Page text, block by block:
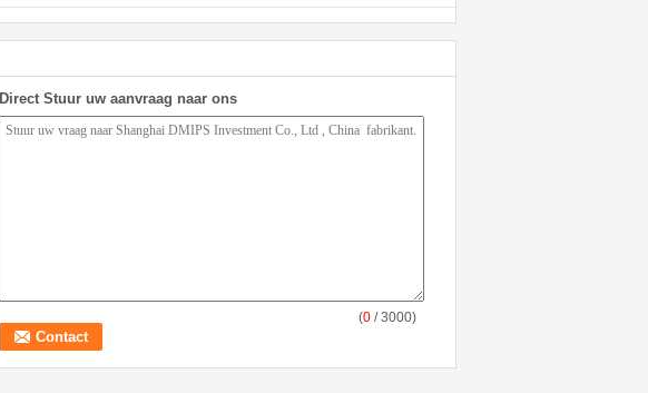
Direct Stuur uw aanvraag naar ons
(0 / 3000)